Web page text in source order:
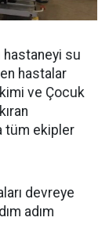
hastaneyi su
hastalar
ve Çocuk
tüm ekipler
devreye
adım